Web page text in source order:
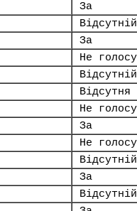
За
Відсутній
За
Не
Відсутній
Відсутня
Не
За
Не
Відсутній
За
Відсутній